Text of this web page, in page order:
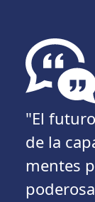
"El
de la
mentes